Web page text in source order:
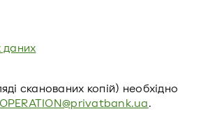
сканованих копій) необхідно
.